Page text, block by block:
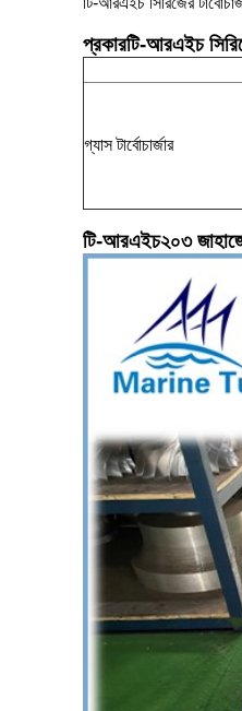
প্রকারটি-আরএইচ
গ্যাস টার্বোচার্জার
টি-আরএইচ২০৩